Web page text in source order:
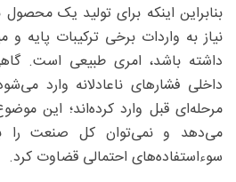
بنابراین اینکه برای تولید یک محصول
نیاز به واردات برخی ترکیبات پایه
داشته باشد، امری طبیعی است.
داخلی فشارهای ناعادلانه وارد
مرحله‌ای قبل وارد کرده‌اند؛ این
می‌دهد و نمی‌توان کل صنعت را
سوءاستفاده‌های احتمالی قضاوت کرد.